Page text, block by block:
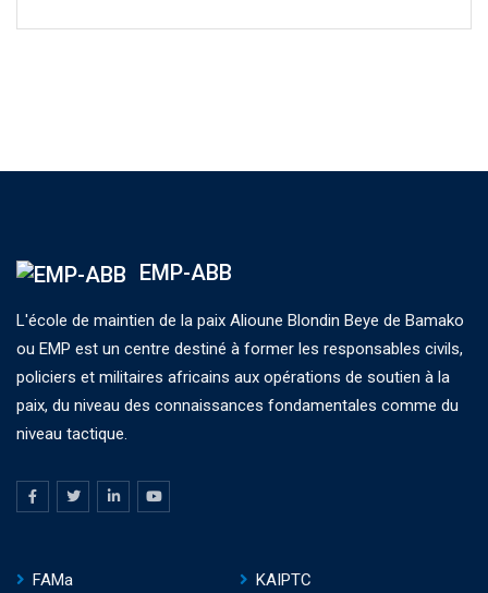
EMP-ABB
L'école de maintien de la paix Alioune Blondin Beye de Bamako
ou EMP est un centre destiné à former les responsables civils,
policiers et militaires africains aux opérations de soutien à la
paix, du niveau des connaissances fondamentales comme du
niveau tactique.
FAMa
KAIPTC